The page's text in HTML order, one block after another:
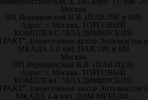
Москва
ИП Верещинский В.В. (ПАВ.19Е и 6М)
Адрес: г. Москва, ТОРГОВЫЙ
КОМПЛЕКС "ВЛАДИМИРСКИЙ
(пересечение шоссе Энтузиастов и
МКАДА 1-й км), ПАВ.19Е и 6М
Москва
ИП Верещинский В.В. (ПАВ.П2-9)
Адрес: г. Москва, ТОРГОВЫЙ
КОМПЛЕКС "ВЛАДИМИРСКИЙ
(пересечение шоссе Энтузиастов и
МКАДА 1-й км), ДОМ МЕБЕЛИ,